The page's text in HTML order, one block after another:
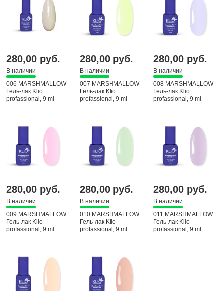
280,00 руб.
В наличии
006 MARSHMALLOW
Гель-лак Klio
profassional, 9 ml
280,00 руб.
В наличии
007 MARSHMALLOW
Гель-лак Klio
profassional, 9 ml
280,00 руб.
В наличии
008 MARSHMALLOW
Гель-лак Klio
profassional, 9 ml
280,00 руб.
В наличии
009 MARSHMALLOW
Гель-лак Klio
profassional, 9 ml
280,00 руб.
В наличии
010 MARSHMALLOW
Гель-лак Klio
profassional, 9 ml
280,00 руб.
В наличии
011 MARSHMALLOW
Гель-лак Klio
profassional, 9 ml